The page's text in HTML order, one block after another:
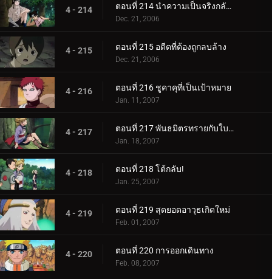
4 - 214 ตอนที่ 214 นำความเป็นจริงกลับคืนมา
Dec. 21, 2006
4 - 215 ตอนที่ 215 อดีตที่ต้องถูกลบล้าง
Dec. 21, 2006
4 - 216 ตอนที่ 216 ชูคาคุที่เป็นเป้าหมาย
Jan. 11, 2007
4 - 217 ตอนที่ 217 พันธมิตรทรายกับใบไม้ชิโนบิ
Jan. 18, 2007
4 - 218 ตอนที่ 218 โต้กลับ!
Jan. 25, 2007
4 - 219 ตอนที่ 219 สุดยอดอาวุธเกิดใหม่
Feb. 01, 2007
4 - 220 ตอนที่ 220 การออกเดินทาง
Feb. 08, 2007